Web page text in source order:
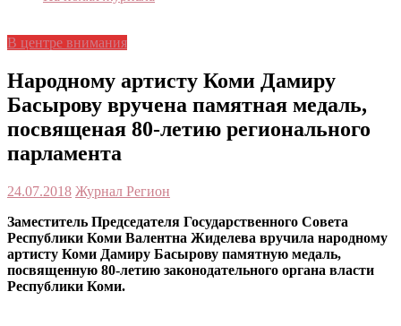
В центре внимания
Народному артисту Коми Дамиру
Басырову вручена памятная медаль,
посвященая 80-летию регионального
парламента
24.07.2018 Журнал Регион
Заместитель Председателя Государственного Совета
Республики Коми Валентна Жиделева вручила народному
артисту Коми Дамиру Басырову памятную медаль,
посвященную 80-летию законодательного органа власти
Республики Коми.